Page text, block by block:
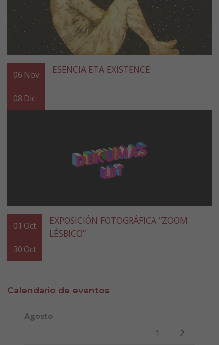
06 Nov
08 Dic
ESENCIA ETA EXISTENCE
01 Oct
30 Oct
EXPOSICIÓN FOTOGRÁFICA “ZOOM
LÉSBICO”
Calendario de eventos
Agosto
Viernes Sábado
1 2